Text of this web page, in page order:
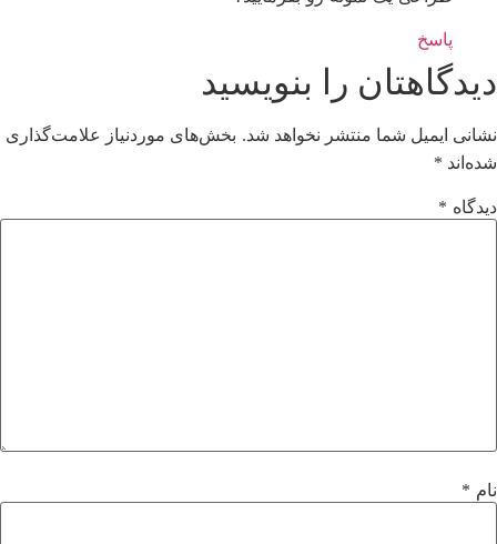
پاسخ
دیدگاهتان را بنویسید
نشانی ایمیل شما منتشر نخواهد شد. بخش‌های موردنیاز علامت‌گذاری
شده‌اند *
دیدگاه *
نام *